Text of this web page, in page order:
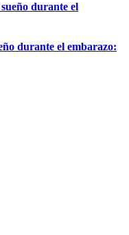
durante el
durante el embarazo: